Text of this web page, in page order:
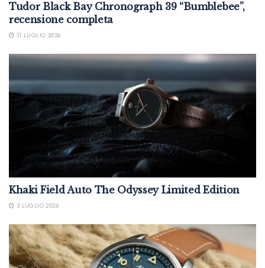
Tudor Black Bay Chronograph 39 “Bumblebee”,
recensione completa
11 LUGLIO 2026
Khaki Field Auto The Odyssey Limited Edition
3 LUGLIO 2026